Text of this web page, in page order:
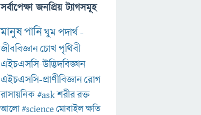
সর্বাপেক্ষা জনপ্রিয় ট্যাগসমূহ
মানুষপানিঘুমপদার্থ-
জীববিজ্ঞানচোখপৃথিবী
এইচএসসি-উদ্ভিদবিজ্ঞান
এইচএসসি-প্রাণীবিজ্ঞানরোগ
রাসায়নিক#askশরীররক্ত
আলো#scienceমোবাইলক্ষতি